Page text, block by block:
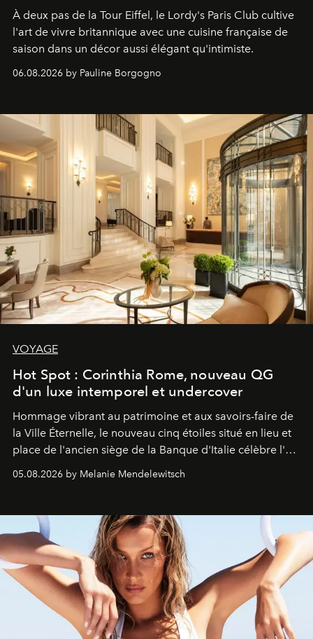
À deux pas de la Tour Eiffel, le Lordy's Paris Club cultive
l'art de vivre britannique avec une cuisine française de
saison dans un décor aussi élégant qu'intimiste.
06.08.2026 by Pauline Borgogno
VOYAGE
Hot Spot : Corinthia Rome, nouveau QG
d'un luxe intemporel et undercover
Hommage vibrant au patrimoine et aux savoirs-faire de
la Ville Éternelle, le nouveau cinq étoiles situé en lieu et
place de l'ancien siège de la Banque d'Italie célèbre l'art
de vivre Romain dans toute son élégance intemporelle.
05.08.2026 by Melanie Mendelewitsch